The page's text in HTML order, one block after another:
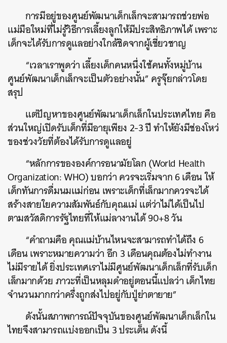
การมีอยู่ของศูนย์พัฒนาเด็กเล็กจะสามารถช่วยพ่อ
แม่มือใหม่ที่ไม่รู้วิธีการเลี้ยงลูกให้มีประสิทธิภาพได้ เพราะ
เด็กจะได้รับการดูแลอย่างใกล้ชิดจากผู้เชี่ยวชาญ
“เวลาเราพูดว่า เลี้ยงเด็กคนหนึ่งใช้คนทั้งหมู่บ้าน
ศูนย์พัฒนาเด็กเล็กจะเป็นตัวอย่างนั้น” ครูจุ๊ยกล่าวโดย
สรุป
แต่ปัญหาของศูนย์พัฒนาเด็กเล็กในประเทศไทย คือ
ส่วนใหญ่เปิดรับเด็กที่มีอายุเพียง 2-3 ปี ทำให้ยังมีช่องโหว่
ของช่วงวัยที่ต้องได้รับการดูแลอยู่
“หลักการขององค์การอนามัยโลก (World Health
Organization: WHO) บอกว่า ควรจะเริ่มจาก 6 เดือน ให้
เด็กทันการดื่มนมแม่ก่อน เพราะเด็กที่เล็กมากควรจะได้
สร้างสายใยความสัมพันธ์กับคุณแม่ แต่ว่าไม่ได้เป็นไป
ตามสวัสดิการรัฐไทยที่ให้แม่ลางานได้ 90+8 วัน
“คำถามคือ คุณแม่บ้านไหนจะสามารถทำได้ถึง 6
เดือน เพราะหมายความว่า อีก 3 เดือนคุณต้องไม่ทำงาน
ไม่มีรายได้ ยิ่งประเทศเราไม่มีศูนย์พัฒนาเด็กเล็กที่รับเด็ก
เล็กมากด้วย ภาวะที่เป็นหลุมดำอยู่ตอนนี้แปลว่า เด็กไทย
จำนวนมากกว่าครึ่งถูกส่งไปอยู่กับปู่ย่าตายาย”
ดังนั้นสภาพการณ์ปัจจุบันของศูนย์พัฒนาเด็กเล็กใน
ไทยจึงสามารถแบ่งออกเป็น 3 ประเด็น ดังนี้